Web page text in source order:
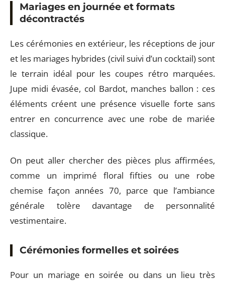
Mariages en journée et formats
décontractés
Les cérémonies en extérieur, les réceptions de jour
et les mariages hybrides (civil suivi d’un cocktail) sont
le terrain idéal pour les coupes rétro marquées.
Jupe midi évasée, col Bardot, manches ballon : ces
éléments créent une présence visuelle forte sans
entrer en concurrence avec une robe de mariée
classique.
On peut aller chercher des pièces plus affirmées,
comme un imprimé floral fifties ou une robe
chemise façon années 70, parce que l’ambiance
générale tolère davantage de personnalité
vestimentaire.
Cérémonies formelles et soirées
Pour un mariage en soirée ou dans un lieu très